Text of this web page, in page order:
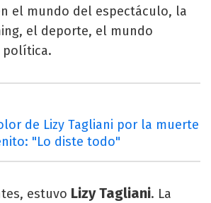
el mundo del espectáculo, la
el deporte, el mundo
política.
de Lizy Tagliani por la muerte
"Lo diste todo"
estuvo Lizy Tagliani. La